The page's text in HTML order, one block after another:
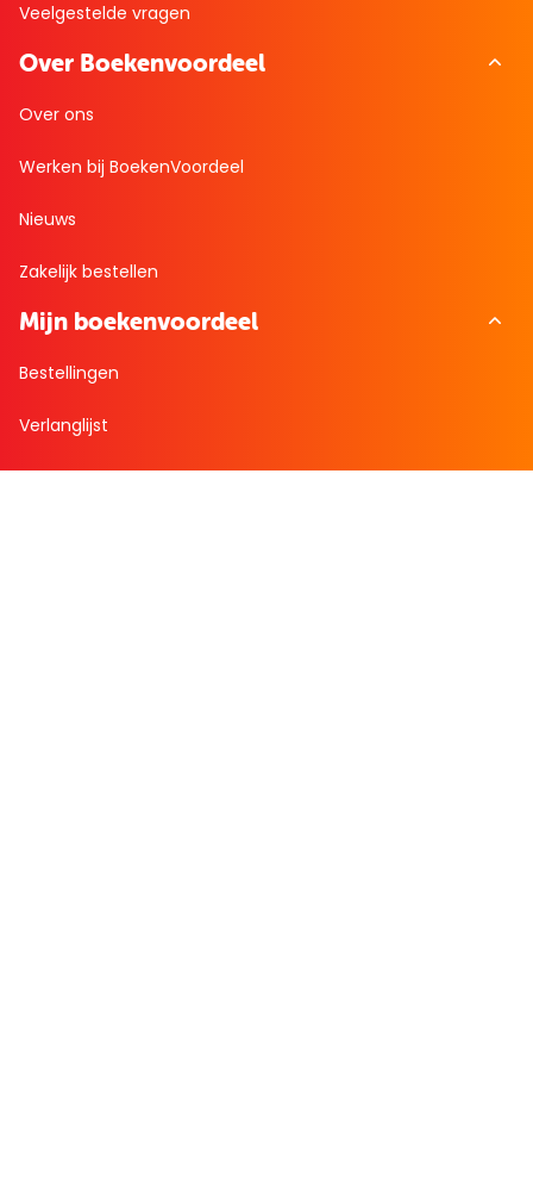
Veelgestelde vragen
Over Boekenvoordeel
Over ons
Werken bij BoekenVoordeel
Nieuws
Zakelijk bestellen
Mijn boekenvoordeel
Bestellingen
Verlanglijst
Mijn aanbiedingen